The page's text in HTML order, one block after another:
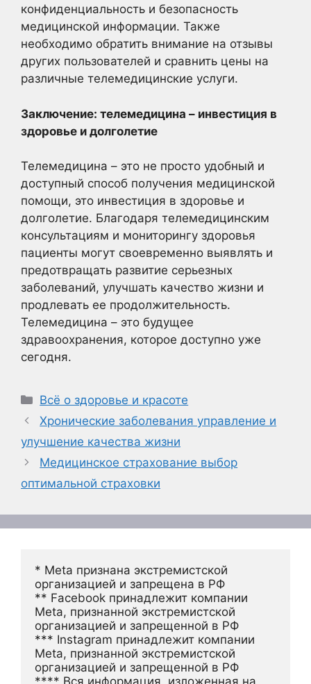
конфиденциальность и безопасность
медицинской информации. Также
необходимо обратить внимание на отзывы
других пользователей и сравнить цены на
различные телемедицинские услуги.
Заключение: телемедицина – инвестиция в
здоровье и долголетие
Телемедицина – это не просто удобный и
доступный способ получения медицинской
помощи, это инвестиция в здоровье и
долголетие. Благодаря телемедицинским
консультациям и мониторингу здоровья
пациенты могут своевременно выявлять и
предотвращать развитие серьезных
заболеваний, улучшать качество жизни и
продлевать ее продолжительность.
Телемедицина – это будущее
здравоохранения, которое доступно уже
сегодня.
Рубрики
Всё о здоровье и красоте
Хронические заболевания управление и
улучшение качества жизни
Медицинское страхование выбор
оптимальной страховки
* Meta признана экстремистской
организацией и запрещена в РФ
** Facebook принадлежит компании
Meta, признанной экстремистской
организацией и запрещенной в РФ
*** Instagram принадлежит компании
Meta, признанной экстремистской
организацией и запрещенной в РФ